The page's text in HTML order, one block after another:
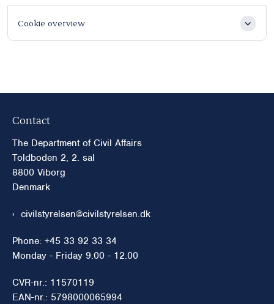
Cookie overview
Contact
The Department of Civil Affairs
Toldboden 2, 2. sal
8800 Viborg
Denmark
civilstyrelsen@civilstyrelsen.dk
Phone: +45 33 92 33 34
Monday - Friday 9.00 - 12.00
CVR-nr.: 11570119
EAN-nr.: 5798000065994